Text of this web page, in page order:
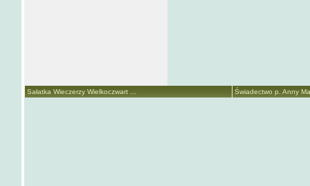
Sałatka Wieczerzy Wielkoczwart ... Świadectwo p. Anny